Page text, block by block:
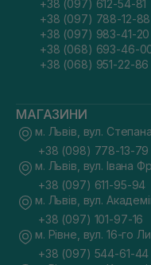
+38 (097) 612-54-81
+38 (097) 788-12-88
+38 (097) 983-41-20
+38 (068) 693-46-
+38 (068) 951-22-86
МАГАЗИНИ
м. Львів, вул.
+38 (098) 778-13-79
м. Львів, вул. Івана
+38 (097) 611-95-94
м. Львів, вул.
+38 (097) 101-97-16
м. Рівне, вул. 16-го
+38 (097) 544-61-44